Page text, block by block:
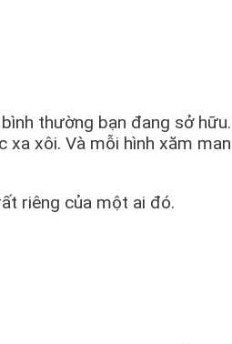
thường bạn đang sở
xôi. Và mỗi hình xăm
riêng của một ai đó.